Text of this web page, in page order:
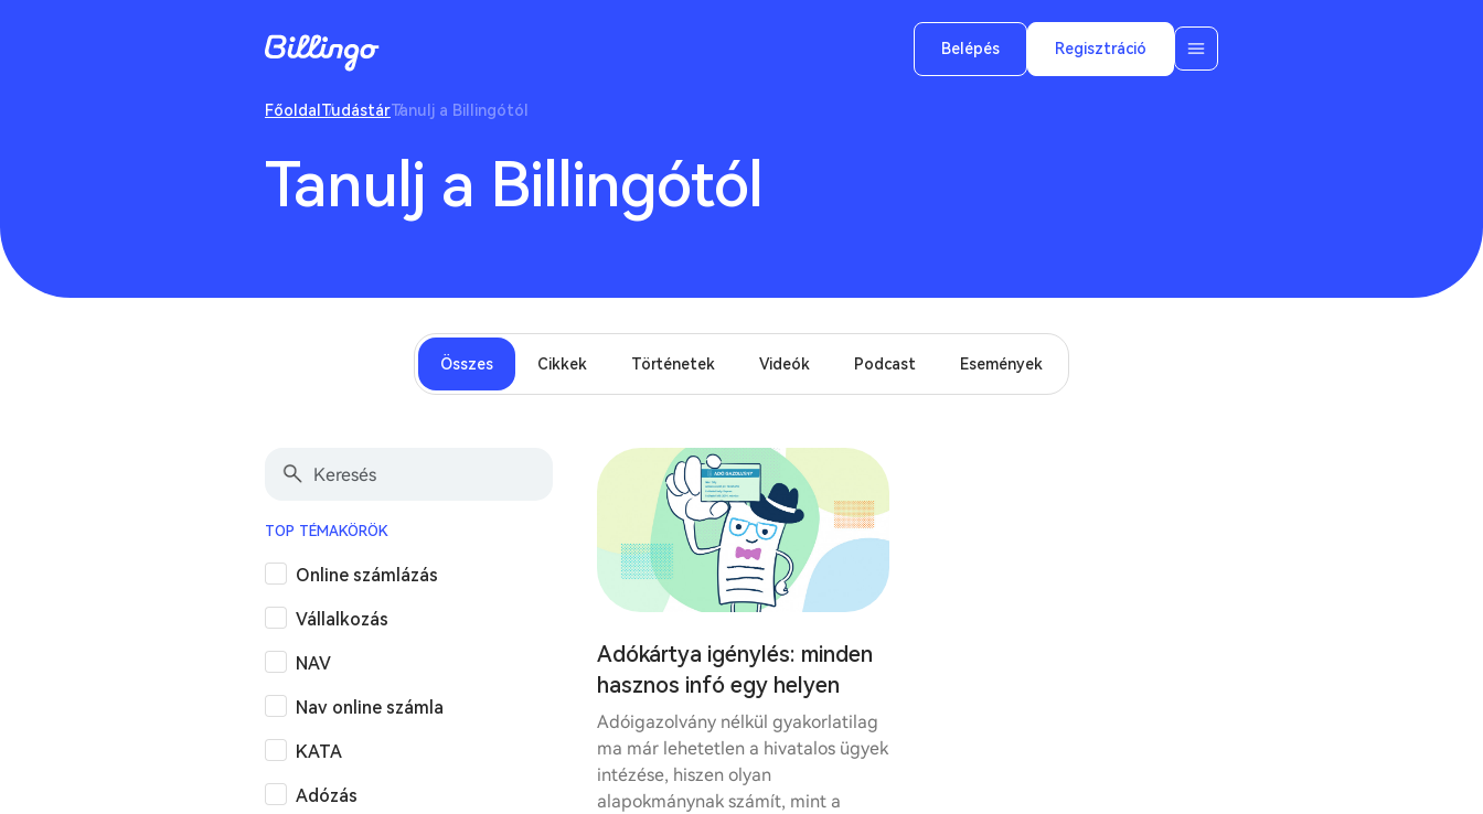
Belépés Regisztráció
Főoldal TudástárTanulj a Billingótól
Tanulj a Billingótól
Összes Cikkek Történetek Videók Podcast Események
TOP TÉMAKÖRÖK
Online számlázás
Vállalkozás
NAV
Nav online számla
KATA
Adózás
Adókártya igénylés: minden
hasznos infó egy helyen
Adóigazolvány nélkül gyakorlatilag
ma már lehetetlen a hivatalos ügyek
intézése, hiszen olyan
alapokmánynak számít, mint a